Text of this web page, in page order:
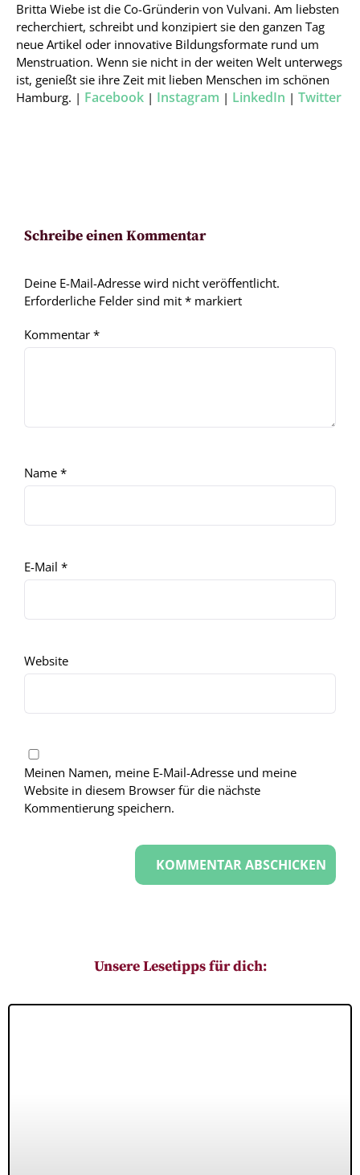
Britta Wiebe ist die Co-Gründerin von Vulvani. Am liebsten
recherchiert, schreibt und konzipiert sie den ganzen Tag
neue Artikel oder innovative Bildungsformate rund um
Menstruation. Wenn sie nicht in der weiten Welt unterwegs
ist, genießt sie ihre Zeit mit lieben Menschen im schönen
Hamburg. | Facebook | Instagram | LinkedIn | Twitter
Schreibe einen Kommentar
Deine E-Mail-Adresse wird nicht veröffentlicht.
Erforderliche Felder sind mit * markiert
Kommentar *
Name *
E-Mail *
Website
Meinen Namen, meine E-Mail-Adresse und meine
Website in diesem Browser für die nächste
Kommentierung speichern.
Unsere Lesetipps für dich: